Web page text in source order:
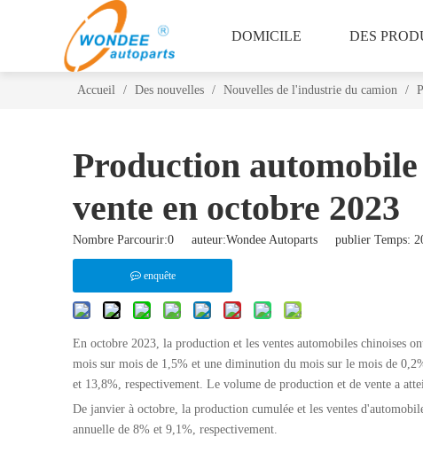
DOMICILE DES
Accueil / Des nouvelles / Nouvelles de l'industrie du camion /
Production
vente en octobre 2023
Nombre Parcourir:0 auteur:Wondee Autoparts publier Temps:
enquête
En octobre 2023, la production et les ventes automobiles chinoises
mois sur mois de 1,5% et une diminution du mois sur le mois de
et 13,8%, respectivement. Le volume de production et de vente a
De janvier à octobre, la production cumulée et les ventes
annuelle de 8% et 9,1%, respectivement.